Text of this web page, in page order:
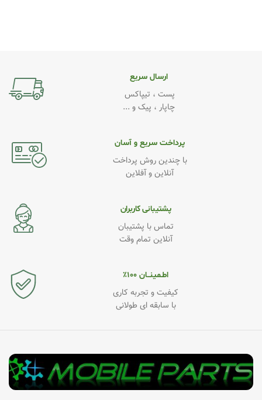
ارسال سریع
پست ، تیپاکس
چاپار ، پیک و ...
پرداخت سریع و آسان
با چندین روش پرداخت
آنلاین و آفلاین
پشتیبانی کاربران
تماس با پشتیبان
آنلاین تمام وقت
اطـمینــان ۱۰۰٪
کیفیت و تجربه کاری
با سابقه ای طولانی